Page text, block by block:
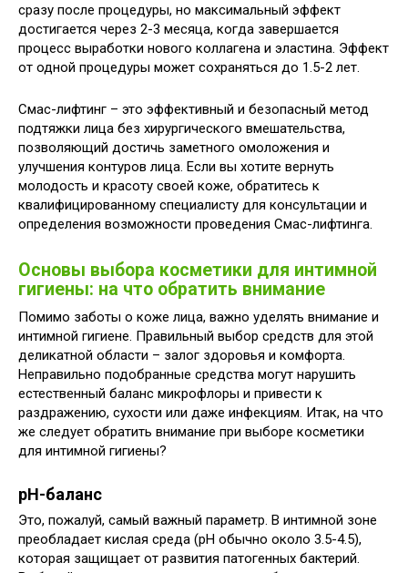
сразу после процедуры, но максимальный эффект
достигается через 2-3 месяца, когда завершается
процесс выработки нового коллагена и эластина. Эффект
от одной процедуры может сохраняться до 1.5-2 лет.
Смас-лифтинг – это эффективный и безопасный метод
подтяжки лица без хирургического вмешательства,
позволяющий достичь заметного омоложения и
улучшения контуров лица. Если вы хотите вернуть
молодость и красоту своей коже, обратитесь к
квалифицированному специалисту для консультации и
определения возможности проведения Смас-лифтинга.
Основы выбора косметики для интимной
гигиены: на что обратить внимание
Помимо заботы о коже лица, важно уделять внимание и
интимной гигиене. Правильный выбор средств для этой
деликатной области – залог здоровья и комфорта.
Неправильно подобранные средства могут нарушить
естественный баланс микрофлоры и привести к
раздражению, сухости или даже инфекциям. Итак, на что
же следует обратить внимание при выборе косметики
для интимной гигиены?
pH-баланс
Это, пожалуй, самый важный параметр. В интимной зоне
преобладает кислая среда (pH обычно около 3.5-4.5),
которая защищает от развития патогенных бактерий.